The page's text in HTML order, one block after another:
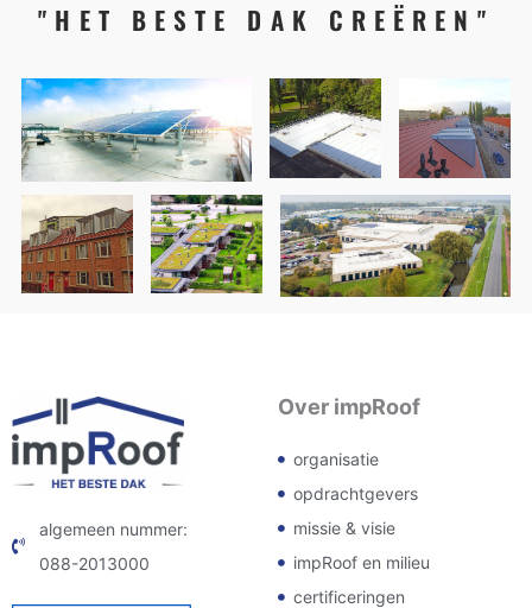
"HET BESTE DAK CREËREN"
algemeen nummer:
088-2013000
Over impRoof
organisatie
opdrachtgevers
missie & visie
impRoof en milieu
certificeringen